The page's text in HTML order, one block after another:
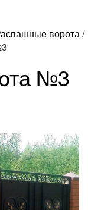
ворота/
№3